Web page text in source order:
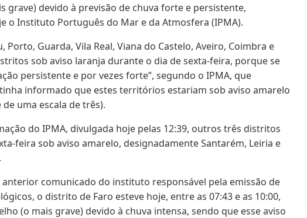
grave) devido à previsão de chuva forte e persistente,
o Instituto Português do Mar e da Atmosfera (IPMA).
Porto, Guarda, Vila Real, Viana do Castelo, Aveiro, Coimbra e
sob aviso laranja durante o dia de sexta-feira, porque se
persistente e por vezes forte”, segundo o IPMA, que
informado que estes territórios estariam sob aviso amarelo
uma escala de três).
do IPMA, divulgada hoje pelas 12:39, outros três distritos
feira sob aviso amarelo, designadamente Santarém, Leiria e
anterior comunicado do instituto responsável pela emissão de
o distrito de Faro esteve hoje, entre as 07:43 e as 10:00,
(o mais grave) devido à chuva intensa, sendo que esse aviso